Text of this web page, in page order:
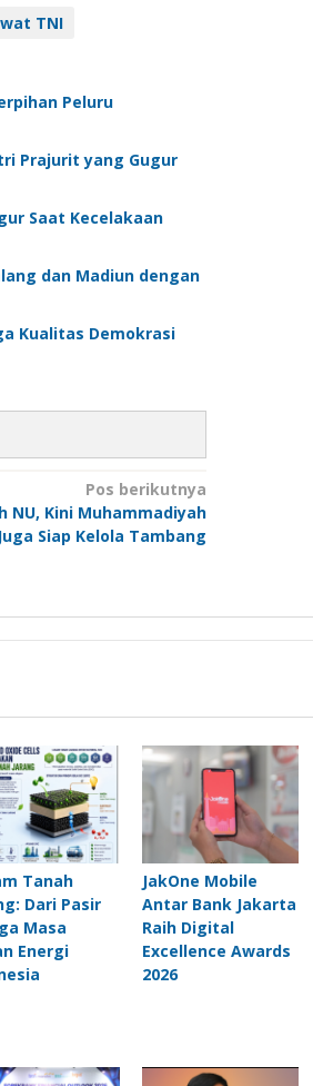
TNI
Peluru
Prajurit yang Gugur
Saat Kecelakaan
dan Madiun dengan
Kualitas Demokrasi
Pos berikutnya
NU, Kini Muhammadiyah
Juga Siap Kelola Tambang
Tanah
Dari Pasir
Masa
Energi
JakOne Mobile
Antar Bank Jakarta
Raih Digital
Excellence Awards
2026